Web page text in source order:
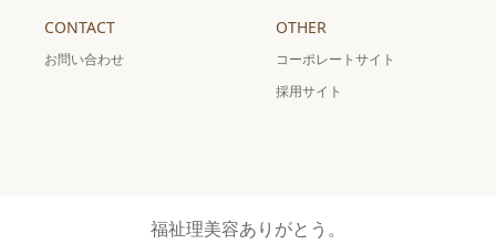
CONTACT
お問い合わせ
OTHER
コーポレートサイト
採用サイト
福祉理美容ありがとう。